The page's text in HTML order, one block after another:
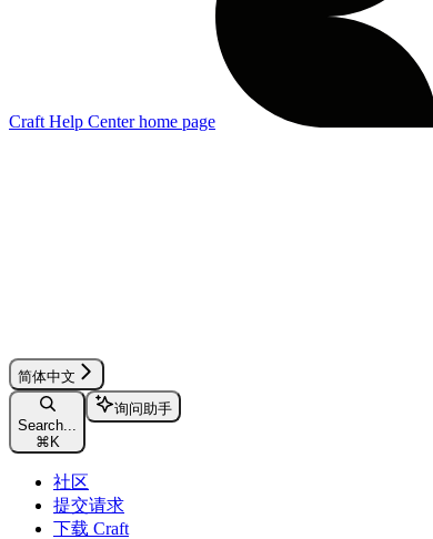
Craft Help Centerhome page
简体中文
Search...
⌘K
询问助手
社区
提交请求
下载 Craft